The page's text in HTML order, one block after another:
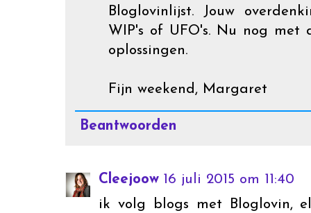
Bloglovinlijst. Jouw
WIP's of UFO's. Nu nog met
oplossingen.
Fijn weekend, Margaret
Beantwoorden
Cleejoow 16 juli 2015 om 11:40
ik volg blogs met Bloglovin,